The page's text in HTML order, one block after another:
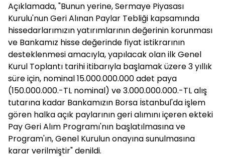
Açıklamada, "Bunun yerine, Sermaye Piyasası
Kurulu'nun Geri Alınan Paylar Tebliği kapsamında
hissedarlarımızın yatırımlarının değerinin korunması
ve Bankamız hisse değerinde fiyat istikrarının
desteklenmesi amacıyla, yapılacak olan ilk Genel
Kurul Toplantı tarihi itibarıyla başlamak üzere 3 yıllık
süre için, nominal 15.000.000.000 adet paya
(150.000.000.-TL nominal) ve 3.000.000.000.-TL alış
tutarına kadar Bankamızın Borsa İstanbul'da işlem
gören halka açık paylarının geri alımını içeren ekteki
Pay Geri Alım Programı'nın başlatılmasına ve
Program'ın, Genel Kurulun onayına sunulmasına
karar verilmiştir" denildi.